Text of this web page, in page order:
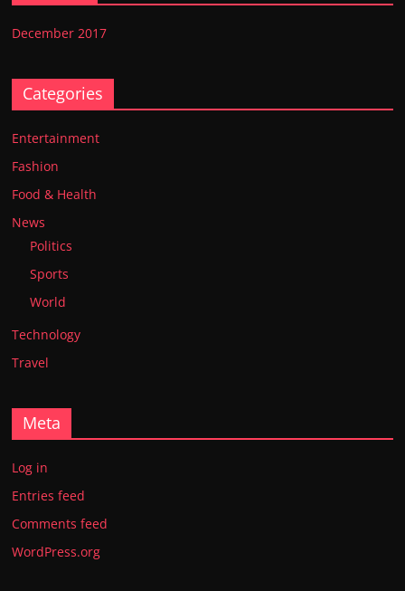
December 2017
Categories
Entertainment
Fashion
Food & Health
News
Politics
Sports
World
Technology
Travel
Meta
Log in
Entries feed
Comments feed
WordPress.org